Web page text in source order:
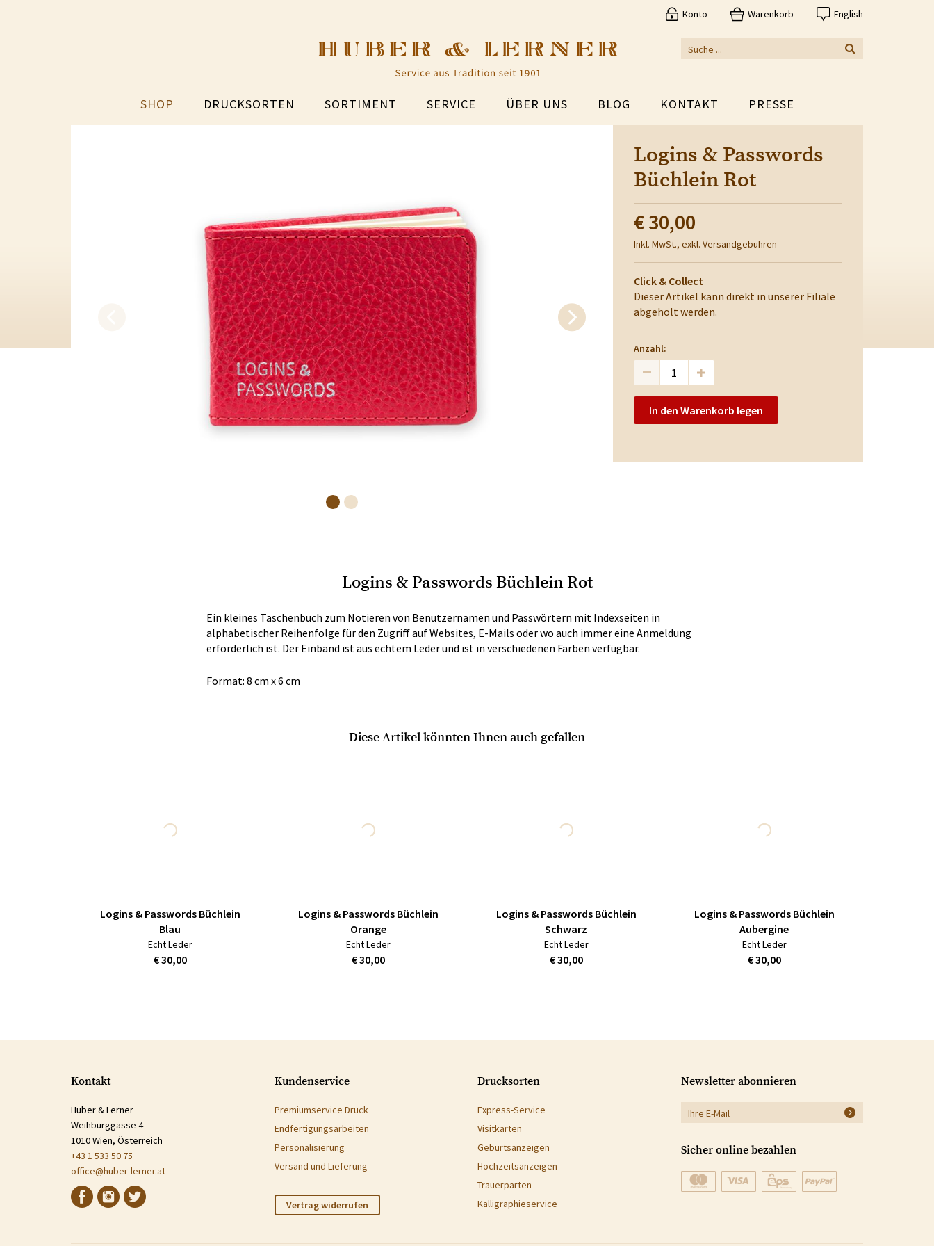
Konto Warenkorb English
SHOP DRUCKSORTEN SORTIMENT SERVICE ÜBER UNS BLOG KONTAKT PRESSE
Logins & Passwords
Büchlein Rot
€ 30,00
Inkl. MwSt., exkl. Versandgebühren
Click & Collect
Dieser Artikel kann direkt in unserer Filiale
abgeholt werden.
Anzahl:
In den Warenkorb legen
Logins & Passwords Büchlein Rot
Ein kleines Taschenbuch zum Notieren von Benutzernamen und Passwörtern mit Indexseiten in
alphabetischer Reihenfolge für den Zugriff auf Websites, E-Mails oder wo auch immer eine Anmeldung
erforderlich ist. Der Einband ist aus echtem Leder und ist in verschiedenen Farben verfügbar.
Format: 8 cm x 6 cm
Diese Artikel könnten Ihnen auch gefallen
Logins & Passwords Büchlein
Blau
Echt Leder
€ 30,00
Logins & Passwords Büchlein
Orange
Echt Leder
€ 30,00
Logins & Passwords Büchlein
Schwarz
Echt Leder
€ 30,00
Logins & Passwords Büchlein
Aubergine
Echt Leder
€ 30,00
Kontakt
Huber & Lerner
Weihburggasse 4
1010 Wien, Österreich
+43 1 533 50 75
office@huber-lerner.at
Kundenservice
Premiumservice Druck
Endfertigungsarbeiten
Personalisierung
Versand und Lieferung
Vertrag widerrufen
Drucksorten
Express-Service
Visitkarten
Geburtsanzeigen
Hochzeitsanzeigen
Trauerparten
Kalligraphieservice
Newsletter abonnieren
Sicher online bezahlen